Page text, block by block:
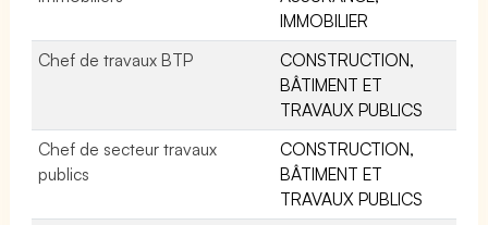
IMMOBILIER
Chef de travaux BTP
CONSTRUCTION,
BÂTIMENT ET
TRAVAUX PUBLICS
Chef de secteur travaux
publics
CONSTRUCTION,
BÂTIMENT ET
TRAVAUX PUBLICS